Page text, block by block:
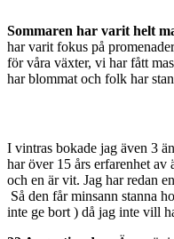
Sommaren har varit helt
har varit fokus på
för våra växter, vi har fått
har blommat och folk har
I vintras bokade jag även 3
har över 15 års erfarenhet
och en är vit. Jag har redan
Så den får minsann stanna
inte ge bort ) då jag inte vill